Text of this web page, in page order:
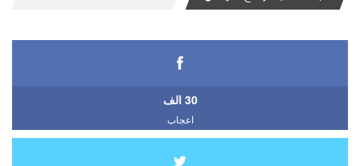
30 الف
اعجاب